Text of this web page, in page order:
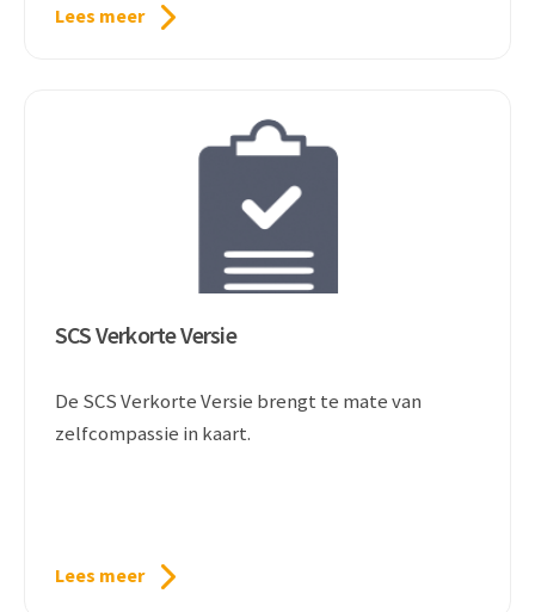
Lees meer
SCS Verkorte Versie
De SCS Verkorte Versie brengt te mate van
zelfcompassie in kaart.
Lees meer